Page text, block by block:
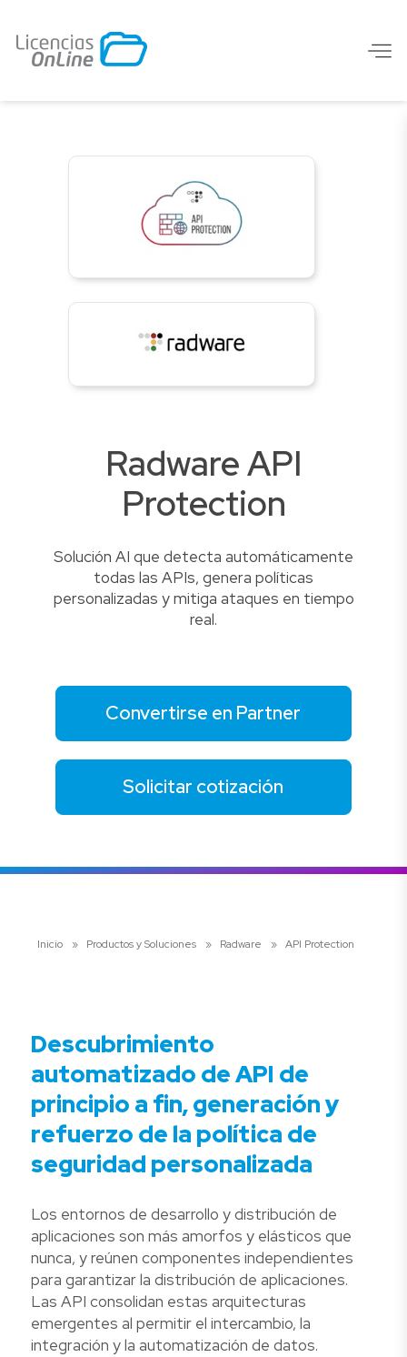
Radware API
Protection
Solución AI que detecta automáticamente
todas las APIs, genera políticas
personalizadas y mitiga ataques en tiempo
real.
Convertirse en Partner
Solicitar cotización
Inicio » Productos y Soluciones » Radware » API Protection
Descubrimiento
automatizado de API de
principio a fin, generación y
refuerzo de la política de
seguridad personalizada
Los entornos de desarrollo y distribución de
aplicaciones son más amorfos y elásticos que
nunca, y reúnen componentes independientes
para garantizar la distribución de aplicaciones.
Las API consolidan estas arquitecturas
emergentes al permitir el intercambio, la
integración y la automatización de datos.